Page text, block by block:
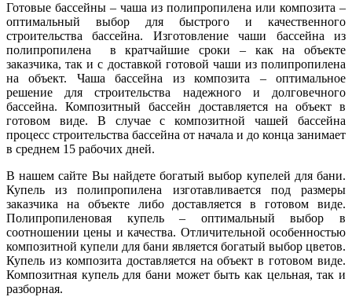
Готовые бассейны – чаша из полипропилена или композита –
оптимальный выбор для быстрого и качественного
строительства бассейна. Изготовление чаши бассейна из
полипропилена в кратчайшие сроки – как на объекте
заказчика, так и с доставкой готовой чаши из полипропилена
на объект. Чаша бассейна из композита – оптимальное
решение для строительства надежного и долговечного
бассейна. Композитный бассейн доставляется на объект в
готовом виде. В случае с композитной чашей бассейна
процесс строительства бассейна от начала и до конца занимает
в среднем 15 рабочих дней.
В нашем сайте Вы найдете богатый выбор купелей для бани.
Купель из полипропилена изготавливается под размеры
заказчика на объекте либо доставляется в готовом виде.
Полипропиленовая купель – оптимальный выбор в
соотношении цены и качества. Отличительной особенностью
композитной купели для бани является богатый выбор цветов.
Купель из композита доставляется на объект в готовом виде.
Композитная купель для бани может быть как цельная, так и
разборная.